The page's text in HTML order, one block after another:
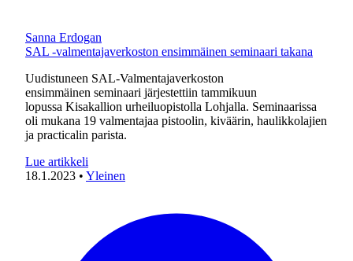
Sanna Erdogan
SAL -valmentajaverkoston ensimmäinen seminaari takana
Uudistuneen SAL-Valmentajaverkoston
ensimmäinen seminaari järjestettiin tammikuun
lopussa Kisakallion urheiluopistolla Lohjalla. Seminaarissa
oli mukana 19 valmentajaa pistoolin, kiväärin, haulikkolajien
ja practicalin parista.
Lue artikkeli
18.1.2023 • Yleinen